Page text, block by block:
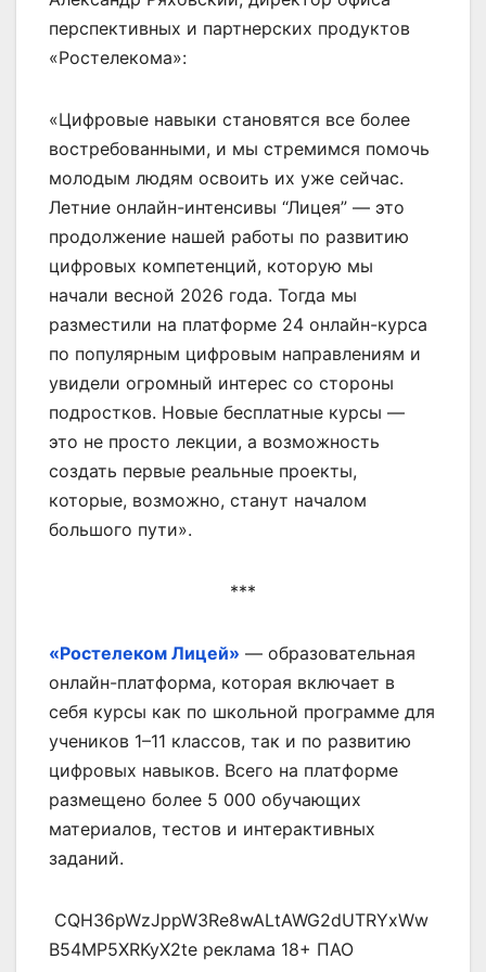
перспективных и партнерских продуктов
«Ростелекома»:
«Цифровые навыки становятся все более
востребованными, и мы стремимся помочь
молодым людям освоить их уже сейчас.
Летние онлайн-интенсивы “Лицея” — это
продолжение нашей работы по развитию
цифровых компетенций, которую мы
начали весной 2026 года. Тогда мы
разместили на платформе 24 онлайн-курса
по популярным цифровым направлениям и
увидели огромный интерес со стороны
подростков. Новые бесплатные курсы —
это не просто лекции, а возможность
создать первые реальные проекты,
которые, возможно, станут началом
большого пути».
***
«Ростелеком Лицей» — образовательная
онлайн-платформа, которая включает в
себя курсы как по школьной программе для
учеников 1–11 классов, так и по развитию
цифровых навыков. Всего на платформе
размещено более 5 000 обучающих
материалов, тестов и интерактивных
заданий.
CQH36pWzJppW3Re8wALtAWG2dUTRYxWw
B54MP5XRKyX2te реклама 18+ ПАО